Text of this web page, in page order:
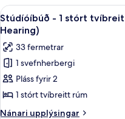
baðker
(Mobility,
Hearing)
stórt
tvíbreitt
baðker
(Mobility,
Hearing)
Skoða
allar
myndir
fyrir
Stúdíóíbúð
-
1
stórt
7
Stúdíóíbúð - 1 stórt
Hearing)
33 fermetrar
1 svefnherbergi
Pláss fyrir 2
1 stórt tvíbreitt rúm
Nánari upplýsingar
Nánari